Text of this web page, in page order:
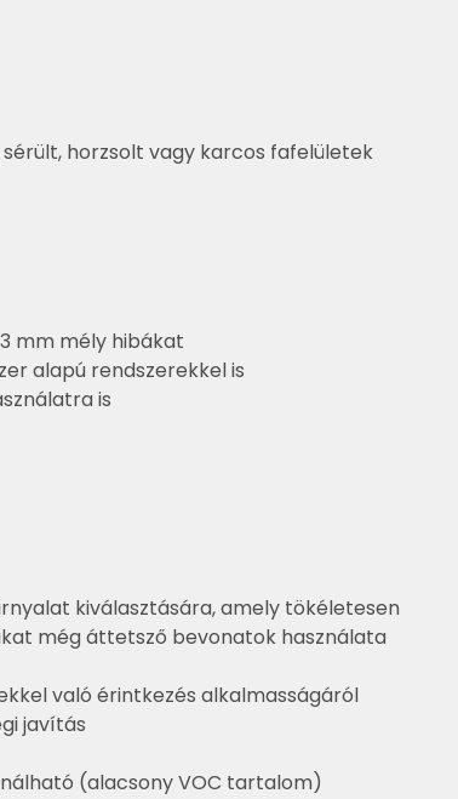
sérült, horzsolt vagy karcos fafelületek
mm mély hibákat
alapú rendszerekkel is
is
kiválasztására, amely tökéletesen
még áttetsző bevonatok használata
való érintkezés alkalmasságáról
javítás
(alacsony VOC tartalom)